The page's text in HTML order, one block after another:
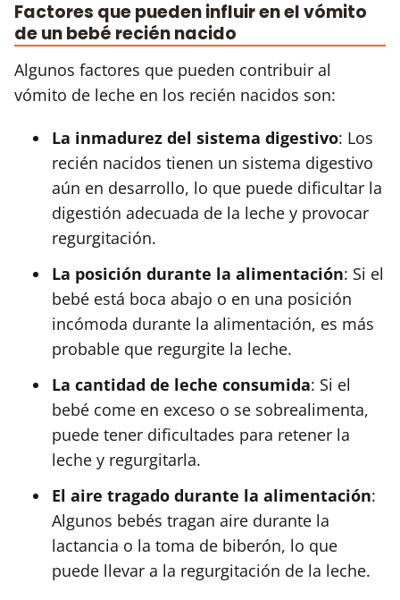
Factores que pueden influir en el vómito
de un bebé recién nacido
Algunos factores que pueden contribuir al
vómito de leche en los recién nacidos son:
La inmadurez del sistema digestivo: Los
recién nacidos tienen un sistema digestivo
aún en desarrollo, lo que puede dificultar la
digestión adecuada de la leche y provocar
regurgitación.
La posición durante la alimentación: Si el
bebé está boca abajo o en una posición
incómoda durante la alimentación, es más
probable que regurgite la leche.
La cantidad de leche consumida: Si el
bebé come en exceso o se sobrealimenta,
puede tener dificultades para retener la
leche y regurgitarla.
El aire tragado durante la alimentación:
Algunos bebés tragan aire durante la
lactancia o la toma de biberón, lo que
puede llevar a la regurgitación de la leche.